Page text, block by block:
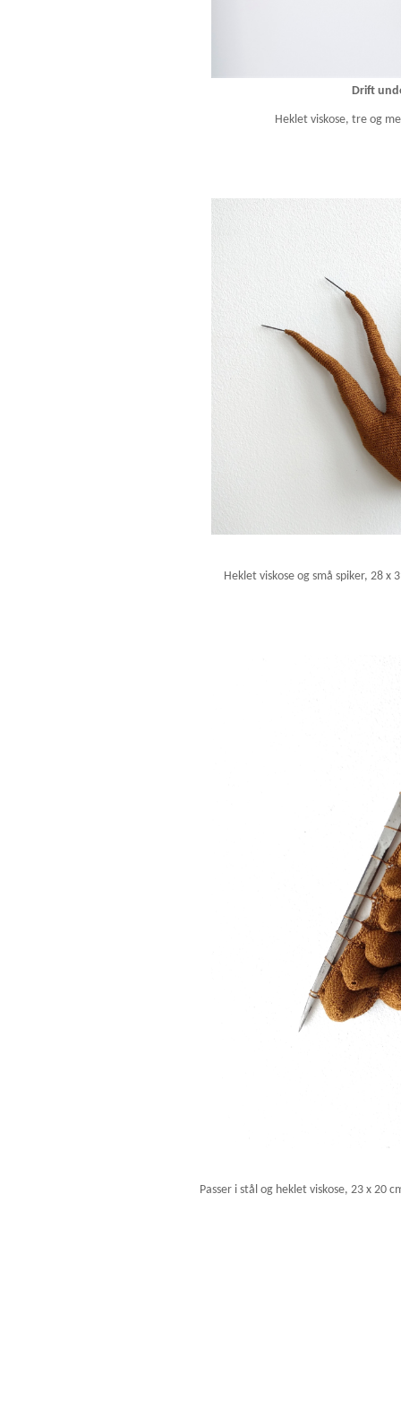
Drift
Heklet viskose, tre og
Heklet viskose og små spiker, 28 x
Passer i stål og heklet viskose, 23 x 20